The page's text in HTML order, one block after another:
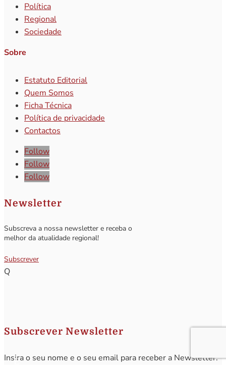
Política
Regional
Sociedade
Sobre
Estatuto Editorial
Quem Somos
Ficha Técnica
Política de privacidade
Contactos
Follow
Follow
Follow
Newsletter
Subscreva a nossa newsletter e receba o
melhor da atualidade regional!
Subscrever
Q
Subscrever Newsletter
Insira o seu nome e o seu email para receber a Newsletter.